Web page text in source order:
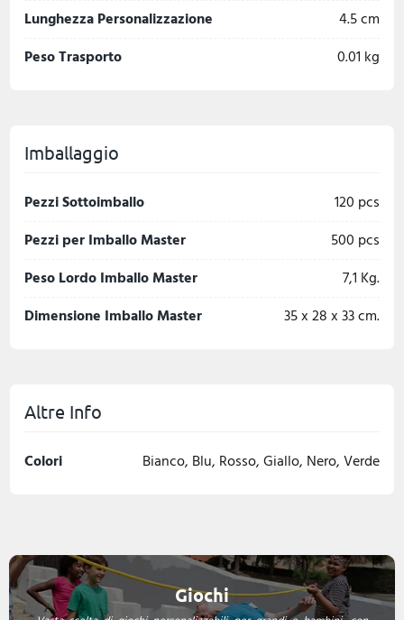
Lunghezza Personalizzazione
4.5 cm
Peso Trasporto
0.01 kg
Imballaggio
Pezzi Sottoimballo
120 pcs
Pezzi per Imballo Master
500 pcs
Peso Lordo Imballo Master
7,1 Kg.
Dimensione Imballo Master
35 x 28 x 33 cm.
Altre Info
Colori Bianco, Blu, Rosso, Giallo, Nero, Verde
Giochi